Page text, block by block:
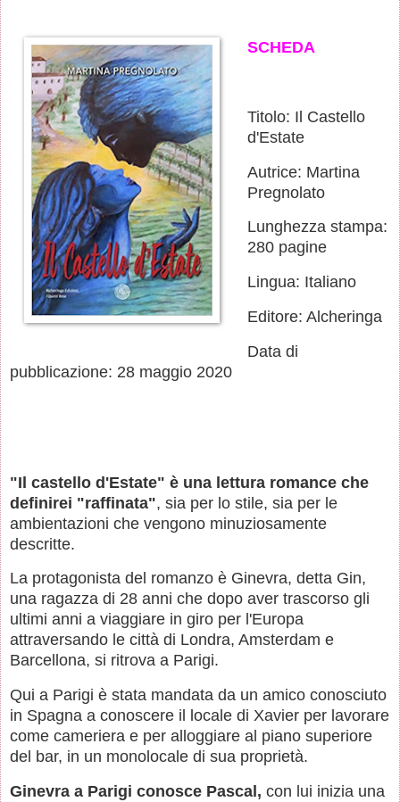
SCHEDA
Titolo: Il Castello
d'Estate
Autrice: Martina
Pregnolato
Lunghezza stampa:
280 pagine
Lingua: Italiano
Editore: Alcheringa
Data di
pubblicazione: 28 maggio 2020
"Il castello d'Estate" è una lettura romance che
definirei "raffinata", sia per lo stile, sia per le
ambientazioni che vengono minuziosamente
descritte.
La protagonista del romanzo è Ginevra, detta Gin,
una ragazza di 28 anni che dopo aver trascorso gli
ultimi anni a viaggiare in giro per l'Europa
attraversando le città di Londra, Amsterdam e
Barcellona, si ritrova a Parigi.
Qui a Parigi è stata mandata da un amico conosciuto
in Spagna a conoscere il locale di Xavier per lavorare
come cameriera e per alloggiare al piano superiore
del bar, in un monolocale di sua proprietà.
Ginevra a Parigi conosce Pascal, con lui inizia una